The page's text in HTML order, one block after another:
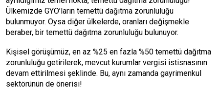
Ülkemizde GYO’ların temettü dağıtma zorunluluğu
bulunmuyor. Oysa diğer ülkelerde, oranları değişmekle
beraber, bir temettü dağıtma zorunluluğu bulunuyor.
Kişisel görüşümüz, en az %25 en fazla %50 temettü dağıtma
zorunluluğu getirilerek, mevcut kurumlar vergisi istisnasının
devam ettirilmesi şeklinde. Bu, aynı zamanda gayrimenkul
sektörünün de önerisi!